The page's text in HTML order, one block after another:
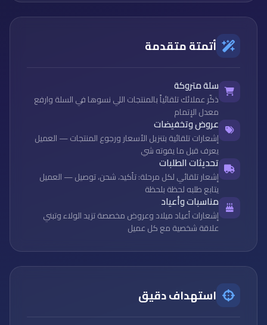
أتمتة متقدمة
سلة متروكة
ذكّر عملائك تلقائياً بالمنتجات اللي نسوها في السلة وارفع
معدل الإتمام
عروض وتخفيضات
إشعارات تلقائية بتنزيل الأسعار ورجوع المنتجات — العميل
يعرف قبل ما يفوته شي
تحديثات الطلبات
إشعار تلقائي لكل مرحلة: تأكيد، شحن، توصيل — العميل
يتابع طلبه لحظة بلحظة
مناسبات وأعياد
إشعارات أعياد ميلاد وعروض مخصصة تزيد الولاء وتبني
علاقة شخصية مع كل عميل
استهداف دقيق